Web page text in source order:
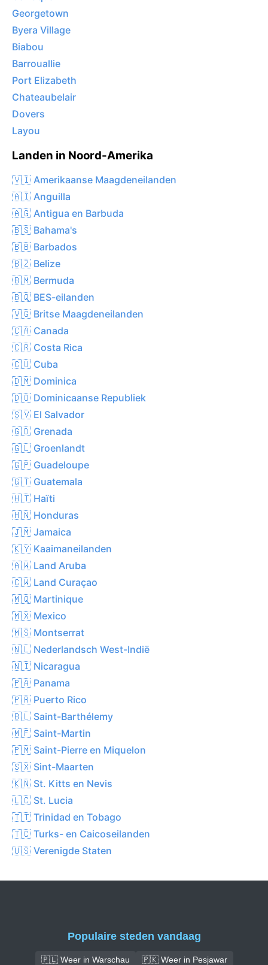
Georgetown
Byera Village
Biabou
Barrouallie
Port Elizabeth
Chateaubelair
Dovers
Layou
Landen in Noord-Amerika
🇻🇮 Amerikaanse Maagdeneilanden
🇦🇮 Anguilla
🇦🇬 Antigua en Barbuda
🇧🇸 Bahama's
🇧🇧 Barbados
🇧🇿 Belize
🇧🇲 Bermuda
🇧🇶 BES-eilanden
🇻🇬 Britse Maagdeneilanden
🇨🇦 Canada
🇨🇷 Costa Rica
🇨🇺 Cuba
🇩🇲 Dominica
🇩🇴 Dominicaanse Republiek
🇸🇻 El Salvador
🇬🇩 Grenada
🇬🇱 Groenlandt
🇬🇵 Guadeloupe
🇬🇹 Guatemala
🇭🇹 Haïti
🇭🇳 Honduras
🇯🇲 Jamaica
🇰🇾 Kaaimaneilanden
🇦🇼 Land Aruba
🇨🇼 Land Curaçao
🇲🇶 Martinique
🇲🇽 Mexico
🇲🇸 Montserrat
🇳🇱 Nederlandsch West-Indië
🇳🇮 Nicaragua
🇵🇦 Panama
🇵🇷 Puerto Rico
🇧🇱 Saint-Barthélemy
🇲🇫 Saint-Martin
🇵🇲 Saint-Pierre en Miquelon
🇸🇽 Sint-Maarten
🇰🇳 St. Kitts en Nevis
🇱🇨 St. Lucia
🇹🇹 Trinidad en Tobago
🇹🇨 Turks- en Caicoseilanden
🇺🇸 Verenigde Staten
Populaire steden vandaag
🇵🇱 Weer in Warschau
🇵🇰 Weer in Pesjawar